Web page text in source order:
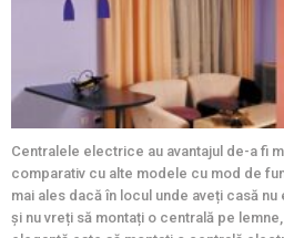
Centralele electrice au avantajul de-a fi
comparativ cu alte modele cu mod de
mai ales dacă în locul unde aveți casă
și nu vreți să montați o centrală pe